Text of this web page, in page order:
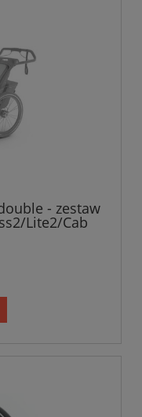
- zestaw
Lite2/Cab